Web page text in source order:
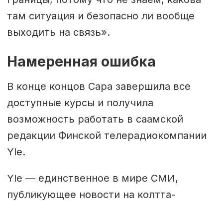
там ситуация и безопасно ли вообще
выходить на связь».
Намеренная ошибка
В конце концов Сара завершила все
доступные курсы и получила
возможность работать в саамской
редакции Финской телерадиокомпании
Yle.
Yle — единственное в мире СМИ,
публикующее новости на колтта-